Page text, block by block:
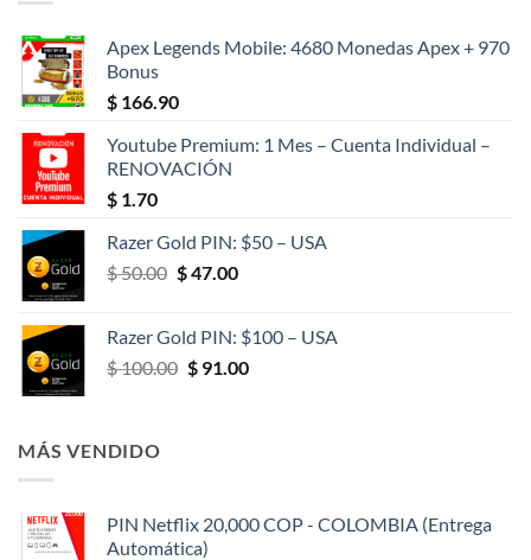
Apex Legends Mobile: 4680 Monedas Apex + 970
Bonus
$ 166.90
Youtube Premium: 1 Mes – Cuenta Individual –
RENOVACIÓN
$ 1.70
Razer Gold PIN: $50 – USA
$50.00 El
era:
$ 50.00.
$47.00El
es:
$ 47.00.
Razer Gold PIN: $100 – USA
$100.00 El
$91.00El
MÁS VENDIDO
PIN Netflix 20,000 COP - COLOMBIA (Entrega
Automática)